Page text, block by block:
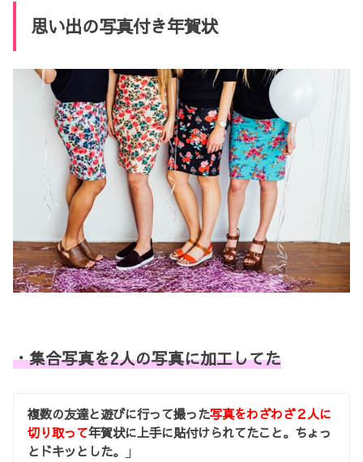
思い出の写真付き年賀状
・集合写真を2人の写真に加工してた
複数の友達と遊びに行って撮った写真をわざわざ２人に
切り取って年賀状に上手に貼付けられてたこと。ちょっ
とドキッとした。
」